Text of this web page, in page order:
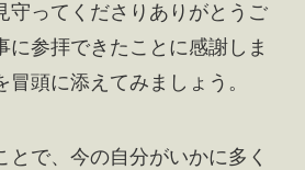
守ってくださりありがとうご
に参拝できたことに感謝しま
頭に添えてみましょう。
とで、今の自分がいかに多く